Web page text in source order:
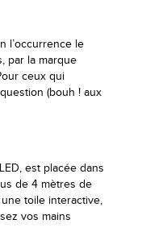
l’occurrence le
par la marque
ceux qui
(bouh ! aux
est placée dans
de 4 mètres de
toile interactive,
vos mains